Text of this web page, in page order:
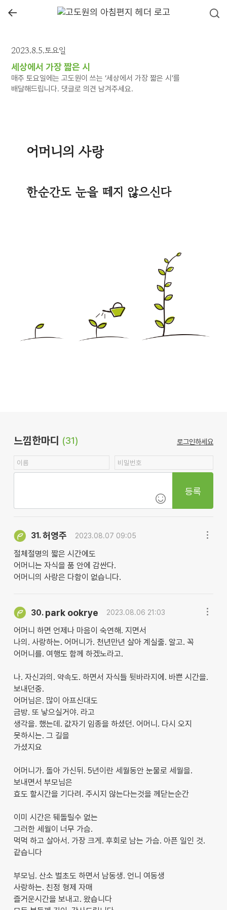
←
2023.8.5.토요일
세상에서 가장 짧은 시
매주 토요일에는 고도원이 쓰는 ‘세상에서 가장 짧은 시’를
배달해드립니다. 댓글로 의견 남겨주세요.
어머니의 사랑
한순간도 눈을 떼지 않으신다
느낌한마디 (31) 로그인하세요
등록
31.허영주 2023.08.07 09:05
절체절명의 짧은 시간에도
어머니는 자식을 품 안에 감싼다.
어머니의 사랑은 다함이 없습니다.
30. park ookrye 2023.08.06 21:03
어머니 하면 언제나 마음이 숙연해. 지면서
나의. 사랑하는. 어머니가. 천년만년 살아 계실줄. 알고. 꼭
어머니를. 여행도 함께 하겠노라고.
나. 자신과의. 약속도. 하면서 자식들 뒷바라지에. 바쁜 시간을.
보내던중.
어머님은. 많이 아프신대도
금방. 또 낳으실거야. 라고
생각을. 했는데. 값자기 임종을 하셨던. 어머니. 다시 오지
못하시는. 그 길을
가셨지요
어머니가. 돌아 가신뒤. 5년이란 세월동안 눈물로 세월을.
보내면서 부모님은
효도 할시간을 기다려. 주시지 않는다는것을 께닫는순간
이미 시간은 뒈돌릴수 없는
그러한 세월이 너무 가슴.
먹먹 하고 살아서. 가장 크게. 후회로 남는 가슴. 아픈 일인 것.
같습니다
부모님. 산소 벌초도 하면서 남동생. 언니 여동생
사랑하는. 친정 형제 자매
즐거운시간을 보내고. 왔습니다